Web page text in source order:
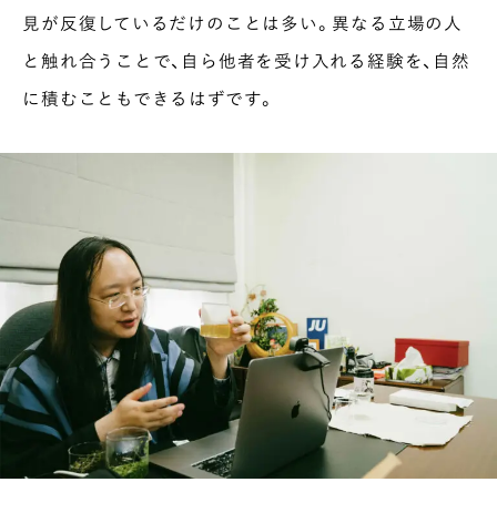
見が反復しているだけのことは多い。異なる立場の人
と触れ合うことで、自ら他者を受け入れる経験を、自然
に積むこともできるはずです。